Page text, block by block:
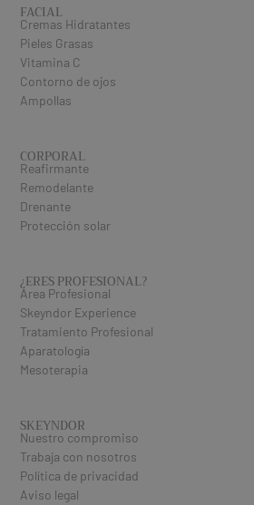
FACIAL
Cremas Hidratantes
Pieles Grasas
Vitamina C
Contorno de ojos
Ampollas
CORPORAL
Reafirmante
Remodelante
Drenante
Protección solar
¿ERES PROFESIONAL​?
Área Profesional
Skeyndor Experience
Tratamiento Profesional
Aparatología
Mesoterapia
SKEYNDOR
Nuestro compromiso
Trabaja con nosotros
Política de privacidad
Aviso legal